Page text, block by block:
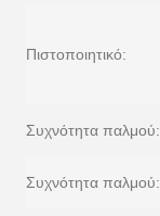
Πιστοποιητικό:
Συχνότητα παλμού:
Συχνότητα παλμού: